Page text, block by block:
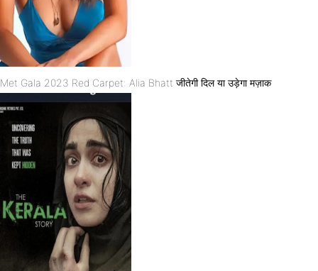
Met Gala 2023 Red Carpet: Alia Bhatt जीतेगी दिल या उड़ेगा मज़ाक